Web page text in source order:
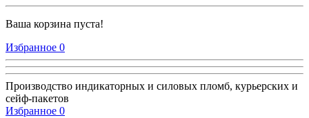
Ваша корзина пуста!
Избранное 0
Производство индикаторных и силовых пломб, курьерских и
сейф-пакетов
Избранное 0